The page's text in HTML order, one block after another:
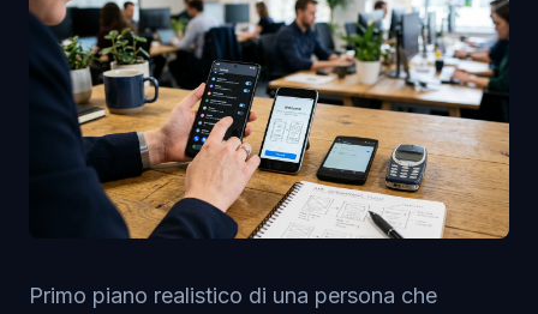
Primo piano realistico di una persona che